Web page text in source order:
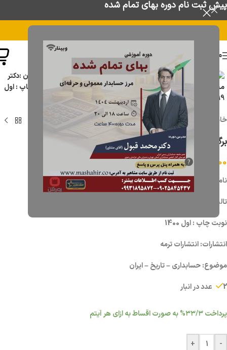
پیش ثبت نام دوره بهای تمام شده
منو
برای بزرگنمایی کلیک کنید
خانه فروشگاه/کتاب
برگ هایی از تاریخ حسابداری جلد دوم
350,000
تومان
نام کتاب : برگ هایی از تاریخ حسابداری جلد اول
تالیف و گردآورندگان :دکتر محسن ژاله آزاد زنجانی
نوبت چاپ : اول 1400
انتشارات: انتشارات ترمه
موضوع: حسابداری – تاریخ – ایران
2 عدد در انبار
پرداخت۳۳/۳% به صورت اقساط به ازای هر آیتم
-
+